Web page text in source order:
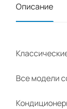
Описание
Все модели